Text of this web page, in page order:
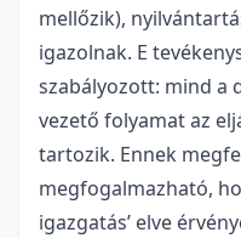
mellőzik),
igazolnak. E
szabályozott: mind a
vezető folyamat az
tartozik. Ennek
megfogalmazható,
igazgatás’ elve